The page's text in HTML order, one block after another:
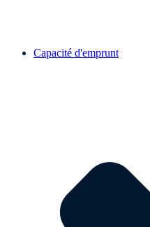
Capacité d'emprunt